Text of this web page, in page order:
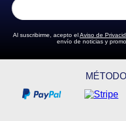
Al suscribirme, acepto elAviso de
envío de noticias y